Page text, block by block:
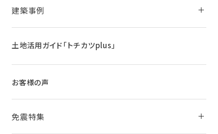
建築事例
土地活用ガイド「トチカツplus」
お客様の声
免震特集